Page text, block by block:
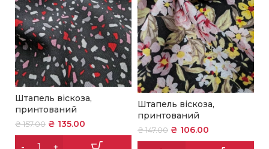
Штапель віскоза,
принтований
₴157.00 ₴ 135.00
Штапель віскоза,
принтований
₴147.00 ₴ 106.00